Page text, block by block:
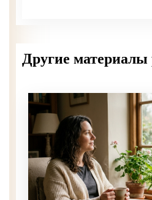
Другие материалы